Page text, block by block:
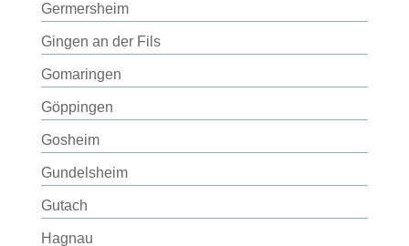
Germersheim
Gingen an der Fils
Gomaringen
Göppingen
Gosheim
Gundelsheim
Gutach
Hagnau